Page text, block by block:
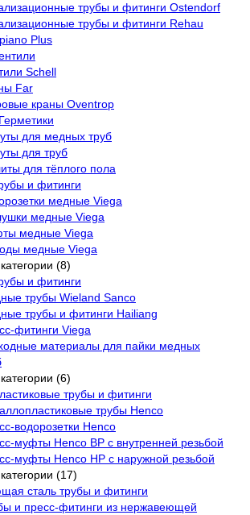
трубы и фитинги Ostendorf
трубы и фитинги Rehau
Plus
Schell
Far
краны Oventrop
для медных труб
для труб
для тёплого пола
и фитинги
медные Viega
медные Viega
медные Viega
медные Viega
(8)
и фитинги
трубы Wieland Sanco
трубы и фитинги Hailiang
фитинги Viega
материалы для пайки медных
(6)
трубы и фитинги
трубы Henco
водорозетки Henco
муфты Henco ВР с внутренней резьбой
муфты Henco НР с наружной резьбой
(17)
сталь трубы и фитинги
и пресс-фитинги из нержавеющей